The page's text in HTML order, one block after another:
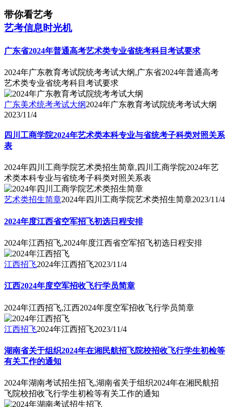
带你看艺考
艺考信息时光机
广东省2024年普通高考艺术类专业省统考科目考试要求
2024年广东教育考试院统考考试大纲,广东省2024年普通高考
艺术类专业省统考科目考试要求
广东美术统考考试大纲2024年广东教育考试院统考考试大纲
2023/11/4
四川工商学院2024年艺术类本科专业与省统考子科类对照关系
表
2024年四川工商学院艺术类招生简章,四川工商学院2024年艺
术类本科专业与省统考子科类对照关系表
艺术类招生简章2024年四川工商学院艺术类招生简章2023/11/4
2024年度江西省空军招飞初选日程安排
2024年江西招飞,2024年度江西省空军招飞初选日程安排
江西招飞2024年江西招飞2023/11/4
江西2024年度空军招收飞行学员简章
2024年江西招飞,江西2024年度空军招收飞行学员简章
江西招飞2024年江西招飞2023/11/4
湖南省关于组织2024年在湘民航招飞院校招收飞行学生初检等
有关工作的通知
2024年湖南考试招生招飞,湖南省关于组织2024年在湘民航招
飞院校招收飞行学生初检等有关工作的通知